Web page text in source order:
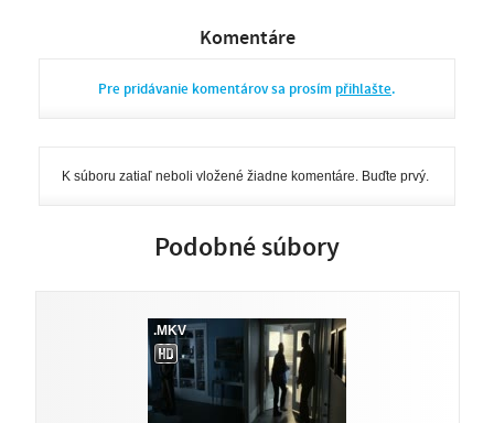
Komentáre
Pre pridávanie komentárov sa prosím přihlašte.
K súboru zatiaľ neboli vložené žiadne komentáre. Buďte prvý.
Podobné súbory
.MKV